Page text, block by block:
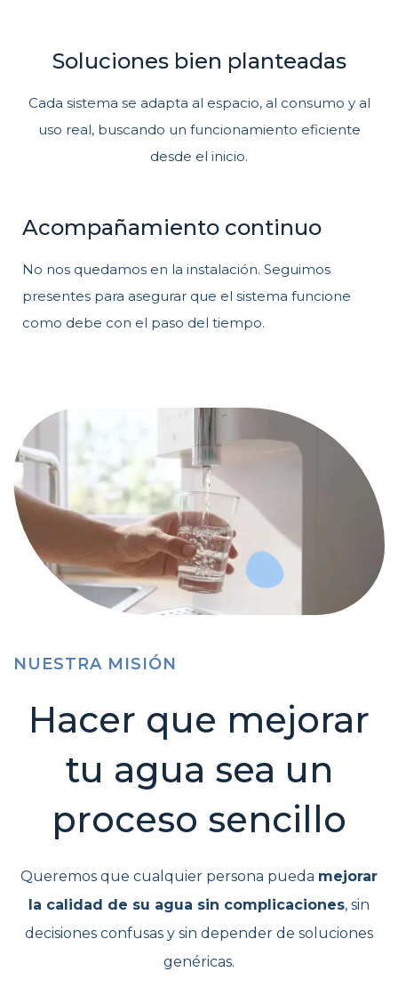
Soluciones bien planteadas
Cada sistema se adapta al espacio, al consumo y al
uso real, buscando un funcionamiento eficiente
desde el inicio.
Acompañamiento continuo
No nos quedamos en la instalación. Seguimos
presentes para asegurar que el sistema funcione
como debe con el paso del tiempo.
NUESTRA MISIÓN
Hacer que mejorar
tu agua sea un
proceso sencillo
Queremos que cualquier persona pueda mejorar
la calidad de su agua sin complicaciones, sin
decisiones confusas y sin depender de soluciones
genéricas.